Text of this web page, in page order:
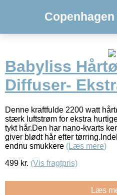
Babyliss
Diffuser-
Denne kraftfulde 2200 watt
stærk luftstrøm for ekstra
tykt hår.Den har nano-kvarts
giver blødt hår efter
endnu smukkere (Læs mere)
499 kr. (Vis fragtpris)
Læs